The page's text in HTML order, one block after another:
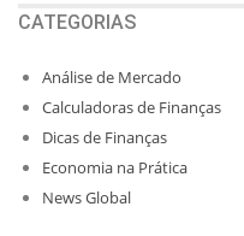
CATEGORIAS
Análise de Mercado
Calculadoras de Finanças
Dicas de Finanças
Economia na Prática
News Global